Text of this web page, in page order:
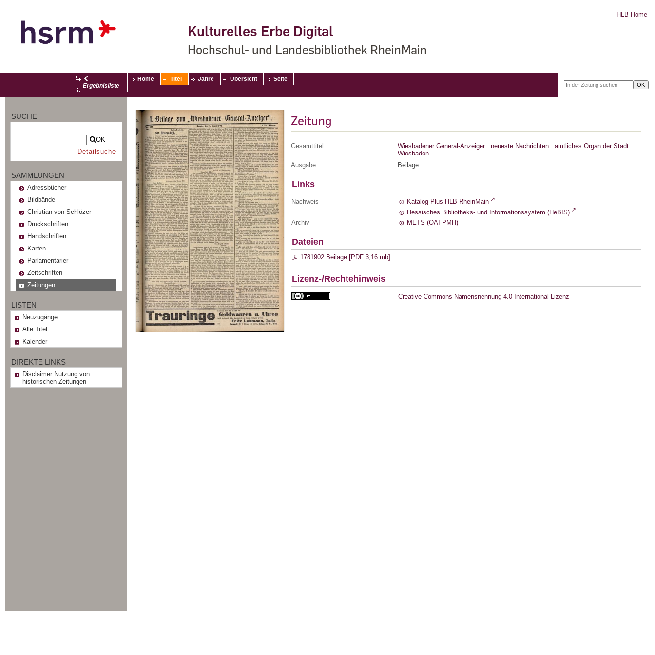
Kulturelles Erbe Digital
Hochschul- und Landesbibliothek RheinMain
HLB Home
Ergebnisliste
Home Titel Jahre Übersicht Seite
SUCHE
OK
Detailsuche
SAMMLUNGEN
Adressbücher
Bildbände
Christian von Schlözer
Druckschriften
Handschriften
Karten
Parlamentarier
Zeitschriften
Zeitungen
LISTEN
Neuzugänge
Alle Titel
Kalender
DIREKTE LINKS
Disclaimer Nutzung von
historischen Zeitungen
Zeitung
Gesamttitel
Wiesbadener General-Anzeiger : neueste Nachrichten : amtliches Organ der Stadt
Wiesbaden
Ausgabe
Beilage
Links
Nachweis
Katalog Plus HLB RheinMain
Hessisches Bibliotheks- und Informationssystem (HeBIS)
Archiv
METS (OAI-PMH)
Dateien
1781902 Beilage [PDF 3,16 mb]
Lizenz-/Rechtehinweis
Creative Commons Namensnennung 4.0 International Lizenz